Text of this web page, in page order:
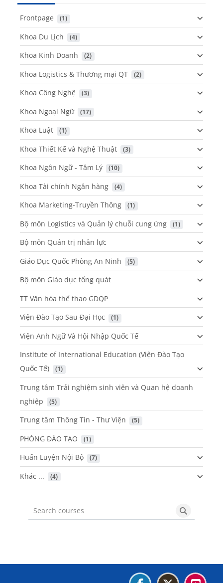
Frontpage (1)
Khoa Du Lịch (4)
Khoa Kinh Doanh (2)
Khoa Logistics & Thương mại QT (2)
Khoa Công Nghệ (3)
Khoa Ngoại Ngữ (17)
Khoa Luật (1)
Khoa Thiết Kế và Nghệ Thuật (3)
Khoa Ngôn Ngữ - Tâm Lý (10)
Khoa Tài chính Ngân hàng (4)
Khoa Marketing-Truyền Thông (1)
Bộ môn Logistics và Quản lý chuỗi cung ứng (1)
Bộ môn Quản trị nhân lực
Giáo Dục Quốc Phòng An Ninh
(5)
Bộ môn Giáo dục tổng quát
TT Văn hóa thể thao GDQP
Viện Đào Tạo Sau Đại Học
(1)
Viện Anh Ngữ Và Hội Nhập Quốc Tế
Institute of International Education (Viện Đào Tạo
Quốc Tế)
(1)
Trung tâm Trải nghiệm sinh viên và Quan hệ doanh
nghiệp
(5)
Trung tâm Thông Tin - Thư Viện (5)
PHÒNG ĐÀO TẠO (1)
Huấn Luyện Nội Bộ (7)
Khác ... (4)
Search courses Search